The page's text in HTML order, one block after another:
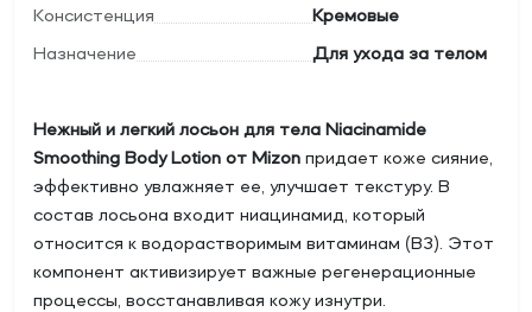
Консистенция
Кремовые
Назначение
Для ухода за телом
Нежный и легкий лосьон для тела Niacinamide
Smoothing Body Lotion от Mizon придает коже сияние,
эффективно увлажняет ее, улучшает текстуру. В
состав лосьона входит ниацинамид, который
относится к водорастворимым витаминам (В3). Этот
компонент активизирует важные регенерационные
процессы, восстанавливая кожу изнутри.